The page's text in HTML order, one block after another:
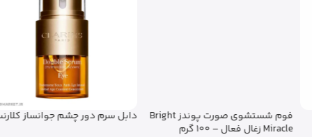
فوم شستشوی صورت پوندز Bright
Miracle زغال فعال – 100 گرم
دابل سرم دور چشم جوانساز کلارنس